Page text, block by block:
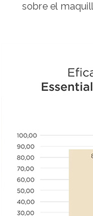
sobre el